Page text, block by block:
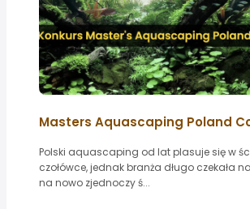
Masters Aquascaping Poland
Polski aquascaping od lat plasuje się w
czołówce, jednak branża długo czekała
na nowo zjednoczy ś...